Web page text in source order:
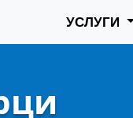
УСЛУГИ